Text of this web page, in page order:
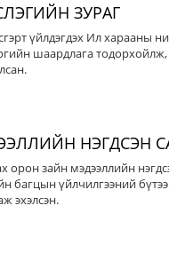
ЗУРАГ
үйлдэгдэх Ил харааны
шаардлага тодорхойлж,
НЭГДСЭН
орон зайн мэдээллийн
багцын үйлчилгээний
эхэлсэн.